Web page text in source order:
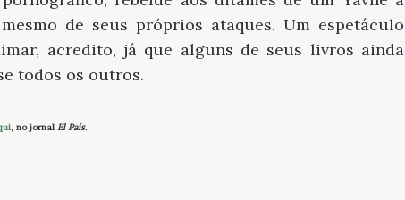
de seus próprios ataques. Um espetáculo
acredito, já que alguns de seus livros ainda
todos os outros.
, no jornal El País.